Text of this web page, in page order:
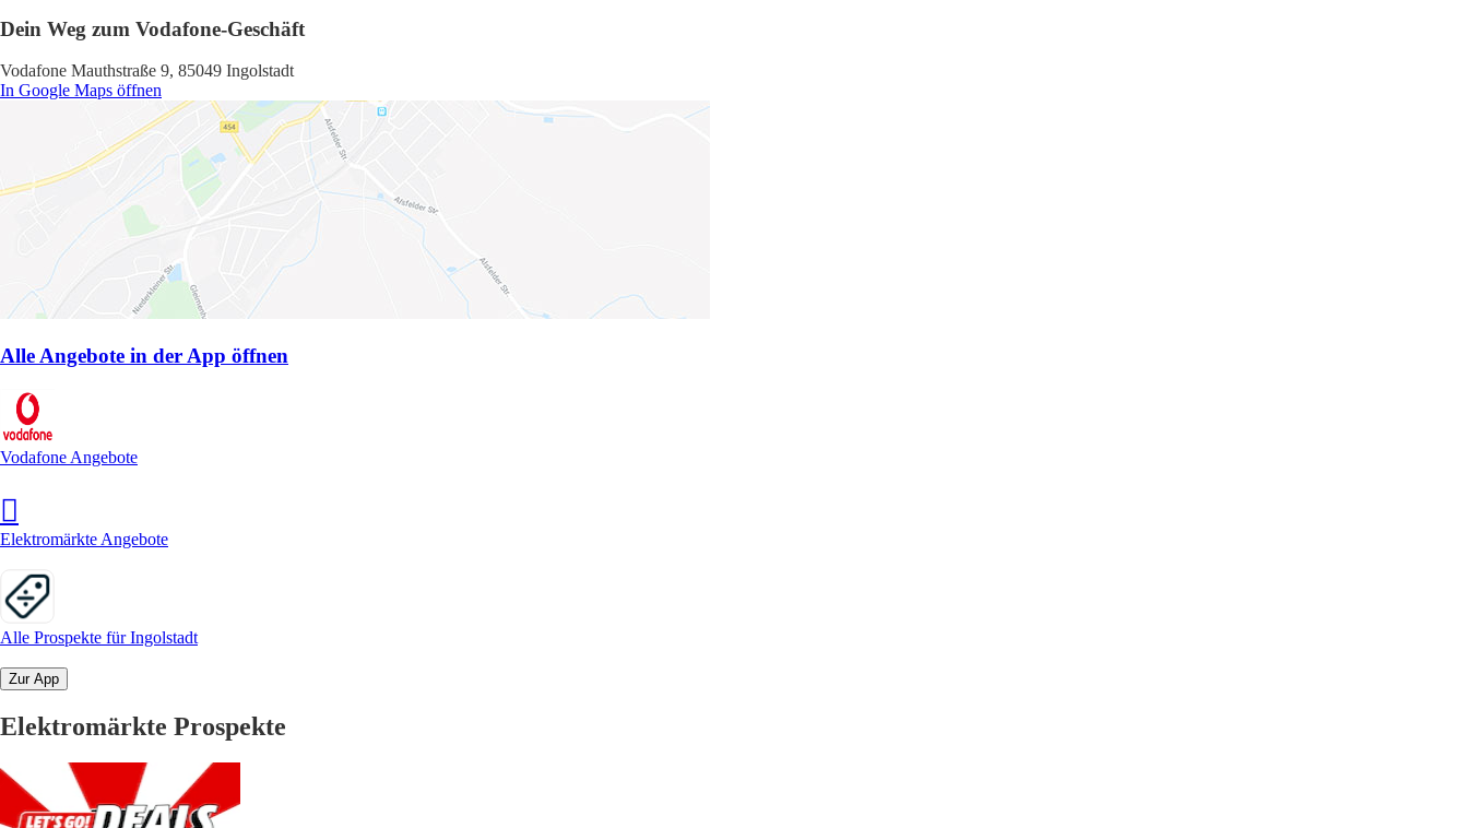
Dein Weg zum Vodafone-Geschäft
Vodafone Mauthstraße 9, 85049 Ingolstadt
In Google Maps öffnen
Alle Angebote in der App öffnen
Vodafone Angebote
Elektromärkte Angebote
Alle Prospekte für Ingolstadt
Zur App
Elektromärkte Prospekte